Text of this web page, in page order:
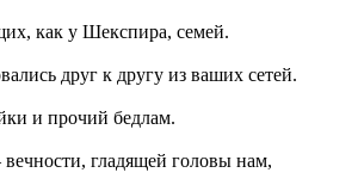
как у Шекспира, семей.
друг к другу из ваших сетей.
и прочий бедлам.
гладящей головы нам,